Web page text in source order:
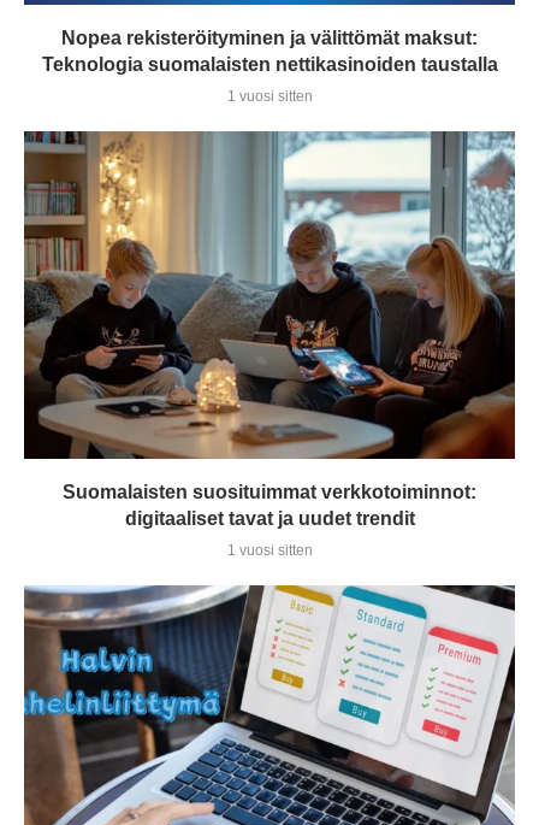
Nopea rekisteröityminen ja välittömät maksut:
Teknologia suomalaisten nettikasinoiden taustalla
1 vuosi sitten
Suomalaisten suosituimmat verkkotoiminnot:
digitaaliset tavat ja uudet trendit
1 vuosi sitten